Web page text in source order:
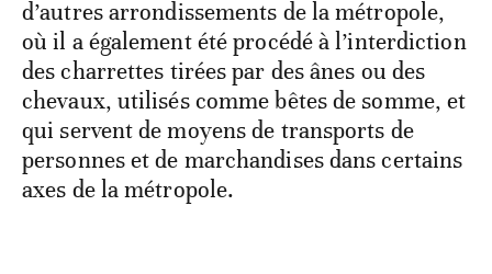
d’autres arrondissements de la métropole,
où il a également été procédé à l’interdiction
des charrettes tirées par des ânes ou des
chevaux, utilisés comme bêtes de somme, et
qui servent de moyens de transports de
personnes et de marchandises dans certains
axes de la métropole.